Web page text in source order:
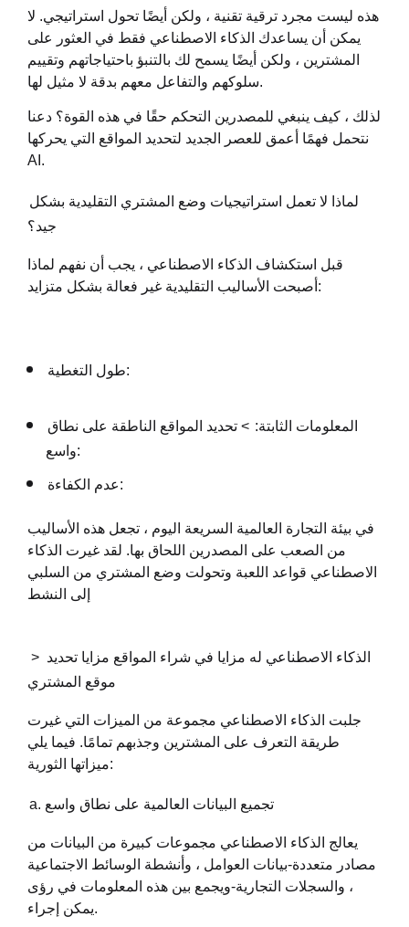
هذه ليست مجرد ترقية تقنية ، ولكن أيضًا تحول استراتيجي. لا
يمكن أن يساعدك الذكاء الاصطناعي فقط في العثور على
المشترين ، ولكن أيضًا يسمح لك بالتنبؤ باحتياجاتهم وتقييم
سلوكهم والتفاعل معهم بدقة لا مثيل لها.
لذلك ، كيف ينبغي للمصدرين التحكم حقًا في هذه القوة؟ دعنا
نتحمل فهمًا أعمق للعصر الجديد لتحديد المواقع التي يحركها
AI.
لماذا لا تعمل استراتيجيات وضع المشتري التقليدية بشكل
جيد؟
قبل استكشاف الذكاء الاصطناعي ، يجب أن نفهم لماذا
أصبحت الأساليب التقليدية غير فعالة بشكل متزايد:
طول التغطية:
المعلومات الثابتة: > تحديد المواقع الناطقة على نطاق
واسع:
عدم الكفاءة:
في بيئة التجارة العالمية السريعة اليوم ، تجعل هذه الأساليب
من الصعب على المصدرين اللحاق بها. لقد غيرت الذكاء
الاصطناعي قواعد اللعبة وتحولت وضع المشتري من السلبي
إلى النشط
> الذكاء الاصطناعي له مزايا في شراء المواقع مزايا تحديد
موقع المشتري
جلبت الذكاء الاصطناعي مجموعة من الميزات التي غيرت
طريقة التعرف على المشترين وجذبهم تمامًا. فيما يلي
ميزاتها الثورية:
a. تجميع البيانات العالمية على نطاق واسع
يعالج الذكاء الاصطناعي مجموعات كبيرة من البيانات من
مصادر متعددة-بيانات العوامل ، وأنشطة الوسائط الاجتماعية
، والسجلات التجارية-ويجمع بين هذه المعلومات في رؤى
يمكن إجراء.